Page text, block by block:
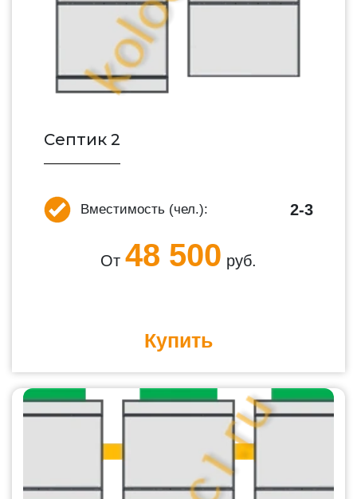
Септик 2
Вместимость (чел.): 2-3
От 48 500 руб.
Купить